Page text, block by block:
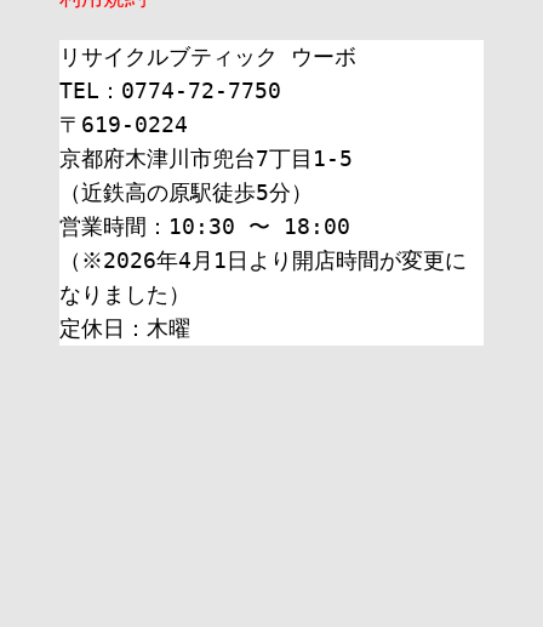
リサイクルブティック ウーボ
TEL：0774-72-7750
〒619-0224
京都府木津川市兜台7丁目1-5
（近鉄高の原駅徒歩5分）
営業時間：10:30 〜 18:00
（※2026年4月1日より開店時間が変更に
なりました）
定休日：木曜